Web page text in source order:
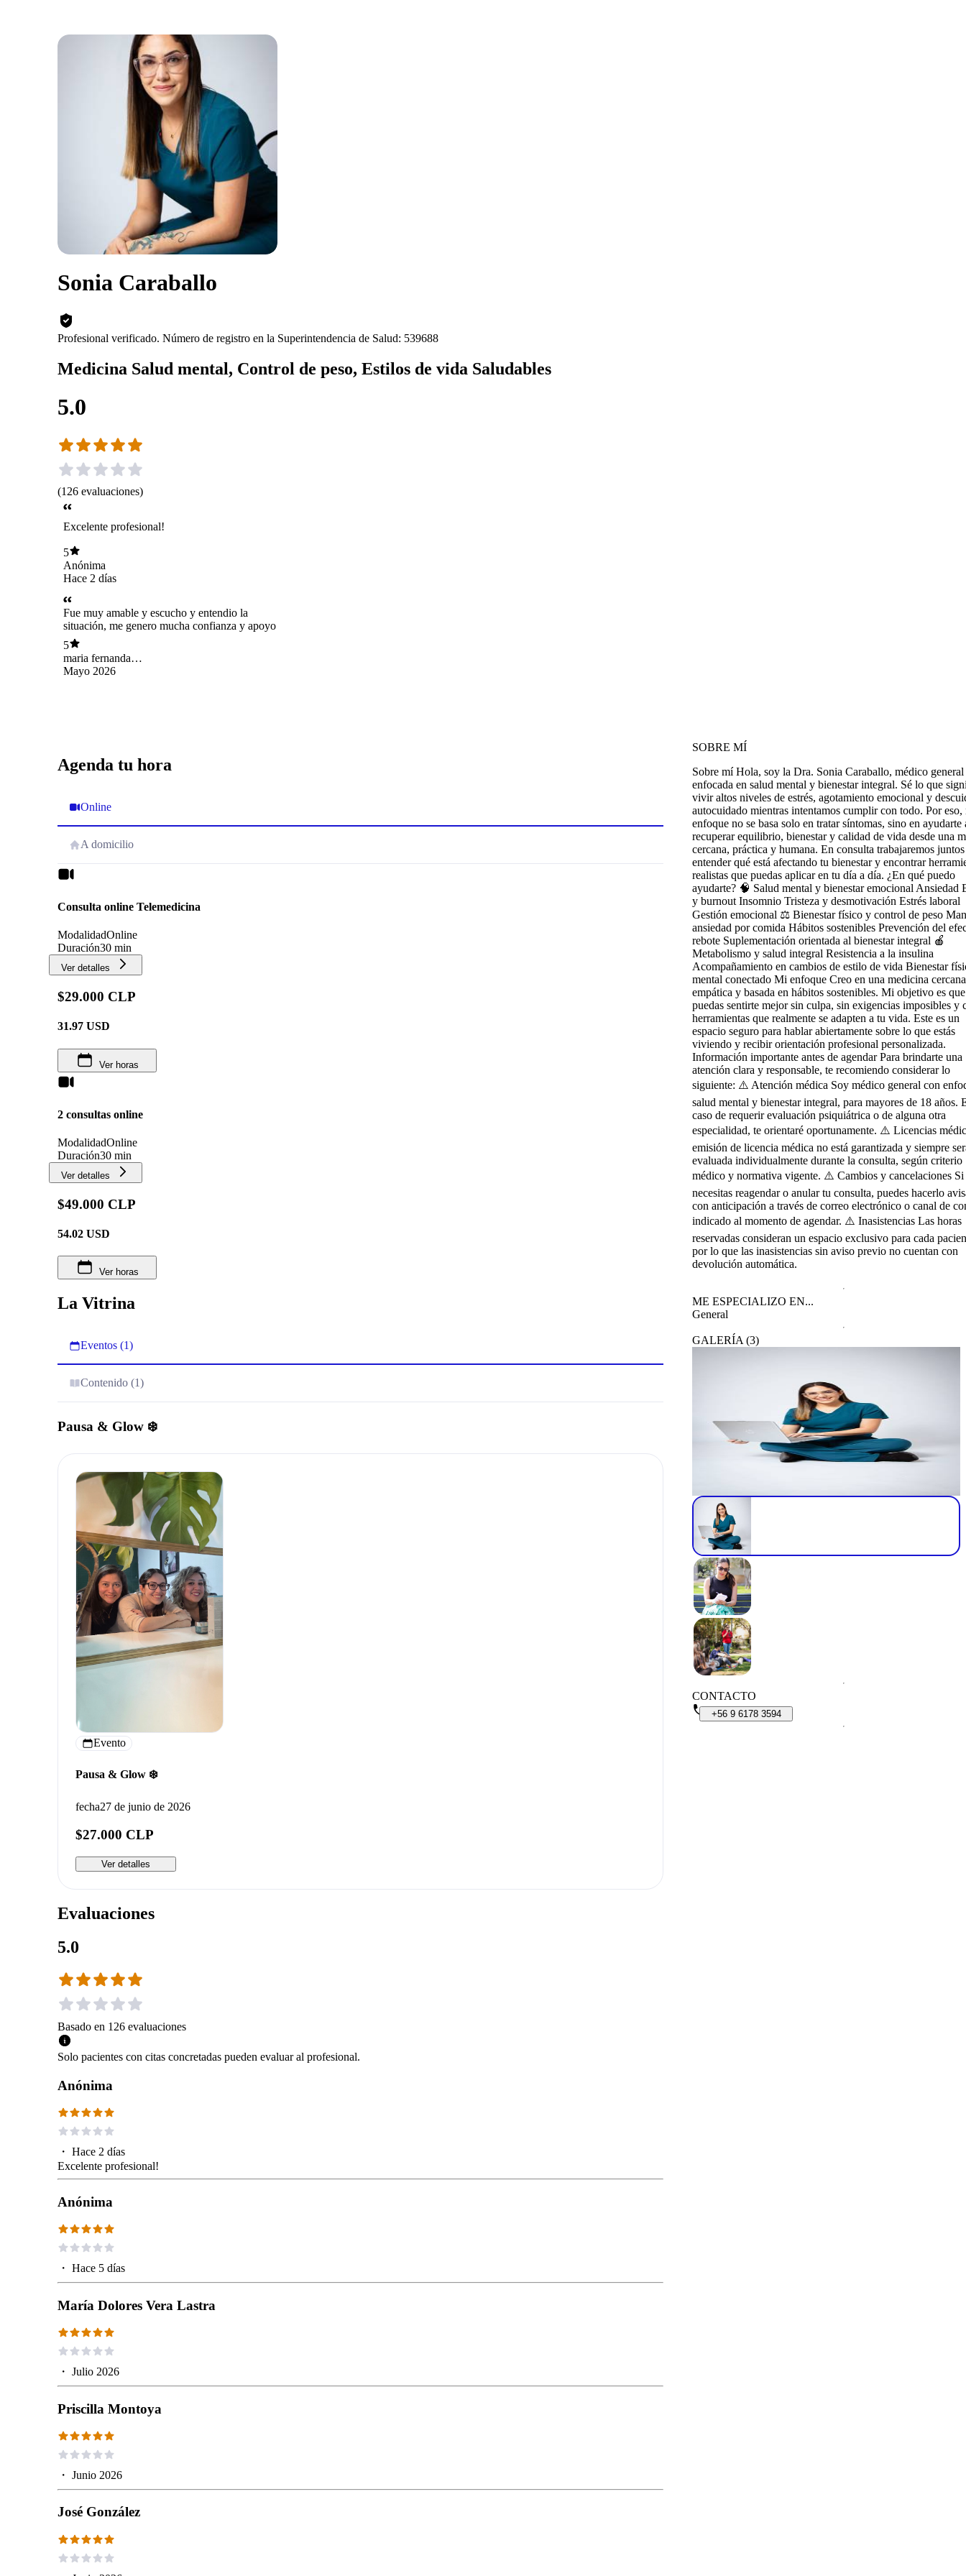
Sonia Caraballo
Profesional verificado. Número de registro en la Superintendencia de Salud: 539688
Medicina Salud mental, Control de peso, Estilos de vida Saludables
5.0
(126 evaluaciones)
Excelente profesional!
5
Anónima
Hace 2 días
Fue muy amable y escucho y entendio la
situación, me genero mucha confianza y apoyo
5
maria fernanda
hernandez maine
Mayo 2026
Agenda tu hora
Online
A domicilio
Consulta online Telemedicina
ModalidadOnline
Duración30 min
Ver detalles
$29.000 CLP
31.97 USD
Ver horas
2 consultas online
ModalidadOnline
Duración30 min
Ver detalles
$49.000 CLP
54.02 USD
Ver horas
La Vitrina
Eventos (1)
Contenido (1)
Pausa & Glow ❄️
Evento
Pausa & Glow ❄️
fecha27 de junio de 2026
$27.000 CLP
Ver detalles
Evaluaciones
5.0
Basado en 126 evaluaciones
Solo pacientes con citas concretadas pueden evaluar al profesional.
Anónima
・ Hace 2 días
Excelente profesional!
Anónima
・ Hace 5 días
María Dolores Vera Lastra
・ Julio 2026
Priscilla Montoya
・ Junio 2026
José González
SOBRE MÍ
Sobre mí Hola, soy la Dra. Sonia Caraballo, médico general
enfocada en salud mental y bienestar integral. Sé lo que
vivir altos niveles de estrés, agotamiento emocional y
autocuidado mientras intentamos cumplir con todo. Por eso,
enfoque no se basa solo en tratar síntomas, sino en ayudarte
recuperar equilibrio, bienestar y calidad de vida desde una
cercana, práctica y humana. En consulta trabajaremos
entender qué está afectando tu bienestar y encontrar
realistas que puedas aplicar en tu día a día. ¿En qué puedo
ayudarte? 🧠 Salud mental y bienestar emocional Ansiedad
y burnout Insomnio Tristeza y desmotivación Estrés laboral
Gestión emocional ⚖️ Bienestar físico y control de peso
ansiedad por comida Hábitos sostenibles Prevención del
rebote Suplementación orientada al bienestar integral 🍎
Metabolismo y salud integral Resistencia a la insulina
Acompañamiento en cambios de estilo de vida Bienestar
mental conectado Mi enfoque Creo en una medicina
empática y basada en hábitos sostenibles. Mi objetivo es que
puedas sentirte mejor sin culpa, sin exigencias imposibles y
herramientas que realmente se adapten a tu vida. Este es un
espacio seguro para hablar abiertamente sobre lo que estás
viviendo y recibir orientación profesional personalizada.
Información importante antes de agendar Para brindarte una
atención clara y responsable, te recomiendo considerar lo
siguiente: ⚠️ Atención médica Soy médico general con
salud mental y bienestar integral, para mayores de 18 años.
caso de requerir evaluación psiquiátrica o de alguna otra
especialidad, te orientaré oportunamente. ⚠️ Licencias
emisión de licencia médica no está garantizada y siempre
evaluada individualmente durante la consulta, según criterio
médico y normativa vigente. ⚠️ Cambios y cancelaciones Si
necesitas reagendar o anular tu consulta, puedes hacerlo
con anticipación a través de correo electrónico o canal de
indicado al momento de agendar. ⚠️ Inasistencias Las horas
reservadas consideran un espacio exclusivo para cada
por lo que las inasistencias sin aviso previo no cuentan con
devolución automática.
ME ESPECIALIZO EN...
General
GALERÍA (3)
CONTACTO
+56 9 6178 3594